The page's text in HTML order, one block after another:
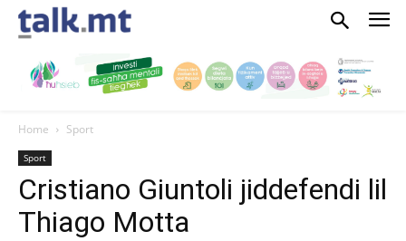
Home Sport
Sport
Cristiano Giuntoli jiddefendi lil
Thiago Motta